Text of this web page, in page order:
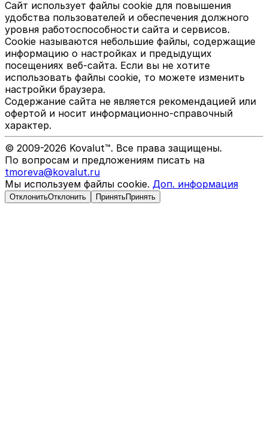
Сайт использует файлы cookie для повышения
удобства пользователей и обеспечения должного
уровня работоспособности сайта и сервисов.
Cookie называются небольшие файлы, содержащие
информацию о настройках и предыдущих
посещениях веб-сайта. Если вы не хотите
использовать файлы cookie, то можете изменить
настройки браузера.
Содержание сайта не является рекомендацией или
офертой и носит информационно-справочный
характер.
© 2009-2026 Kovalut™. Все права защищены.
По вопросам и предложениям писать на
tmoreva@kovalut.ru
Мы используем файлы cookie. Доп. информация
ОтклонитьОтклонить ПринятьПринять